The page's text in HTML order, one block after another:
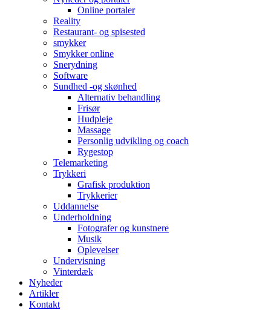
Online portaler
Reality
Restaurant- og spisested
smykker
Smykker online
Snerydning
Software
Sundhed -og skønhed
Alternativ behandling
Frisør
Hudpleje
Massage
Personlig udvikling og coach
Rygestop
Telemarketing
Trykkeri
Grafisk produktion
Trykkerier
Uddannelse
Underholdning
Fotografer og kunstnere
Musik
Oplevelser
Undervisning
Vinterdæk
Nyheder
Artikler
Kontakt